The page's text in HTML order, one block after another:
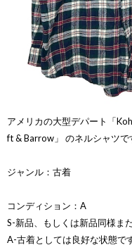
アメリカの大型デパート「
ft & Barrow」 のネルシャツで
ジャンル：古着
コンディション：A
S-新品、もしくは新品同様ま
A-古着としては良好な状態です